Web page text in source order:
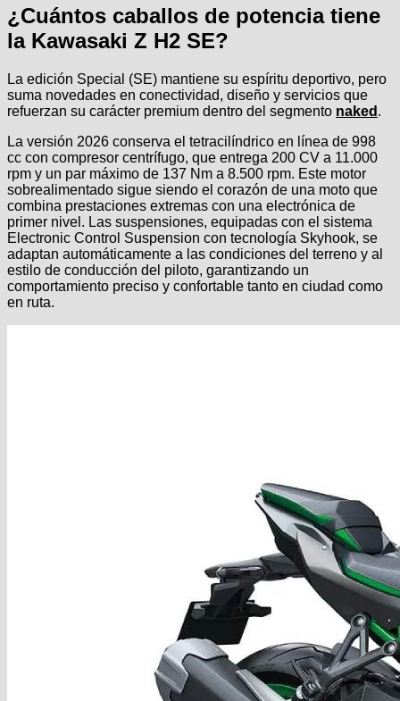
¿Cuántos caballos de potencia tiene
la Kawasaki Z H2 SE?
La edición Special (SE) mantiene su espíritu deportivo, pero
suma novedades en conectividad, diseño y servicios que
refuerzan su carácter premium dentro del segmento naked .
La versión 2026 conserva el tetracilíndrico en línea de 998
cc con compresor centrífugo, que entrega 200 CV a 11.000
rpm y un par máximo de 137 Nm a 8.500 rpm. Este motor
sobrealimentado sigue siendo el corazón de una moto que
combina prestaciones extremas con una electrónica de
primer nivel. Las suspensiones, equipadas con el sistema
Electronic Control Suspension con tecnología Skyhook, se
adaptan automáticamente a las condiciones del terreno y al
estilo de conducción del piloto, garantizando un
comportamiento preciso y confortable tanto en ciudad como
en ruta.